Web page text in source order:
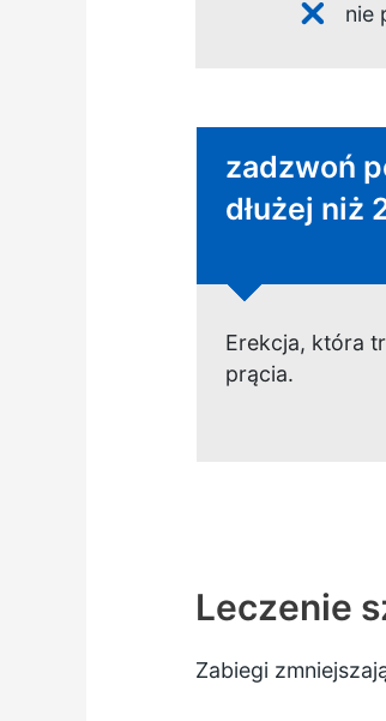
nie
zadzwoń
dłużej niż
Erekcja, która
prącia.
Leczenie
Zabiegi